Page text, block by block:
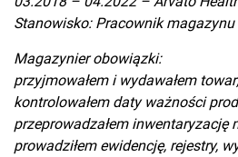
Stanowisko: Pracownik magazynu
Magazynier obowiązki:
przyjmowałem i wydawałem towar;
kontrolowałem daty ważności
przeprowadzałem inwentaryzację
prowadziłem ewidencję, rejestry,